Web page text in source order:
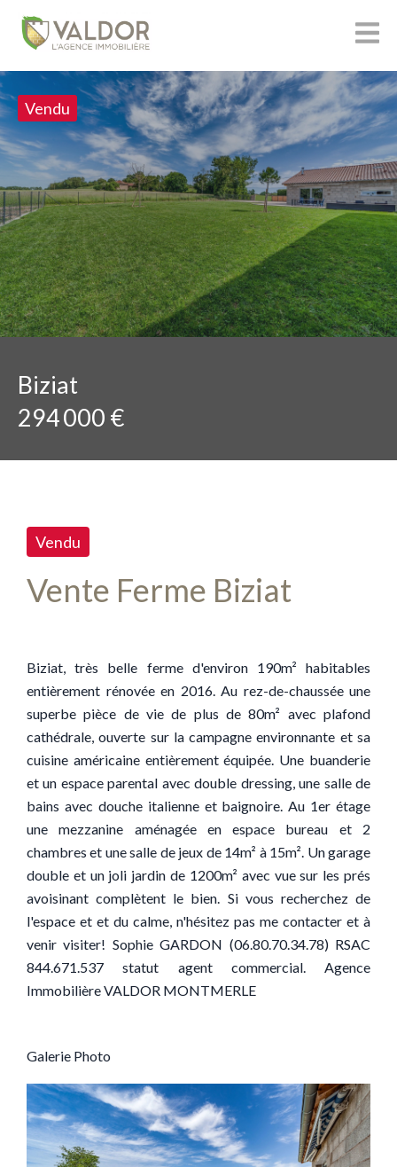
Vendu
Biziat
294 000 €
Vendu
Vente Ferme Biziat
Biziat, très belle ferme d'environ 190m² habitables
entièrement rénovée en 2016. Au rez-de-chaussée une
superbe pièce de vie de plus de 80m² avec plafond
cathédrale, ouverte sur la campagne environnante et sa
cuisine américaine entièrement équipée. Une buanderie
et un espace parental avec double dressing, une salle de
bains avec douche italienne et baignoire. Au 1er étage
une mezzanine aménagée en espace bureau et 2
chambres et une salle de jeux de 14m² à 15m². Un garage
double et un joli jardin de 1200m² avec vue sur les prés
avoisinant complètent le bien. Si vous recherchez de
l'espace et et du calme, n'hésitez pas me contacter et à
venir visiter! Sophie GARDON (06.80.70.34.78) RSAC
844.671.537 statut agent commercial. Agence
Immobilière VALDOR MONTMERLE
Galerie Photo